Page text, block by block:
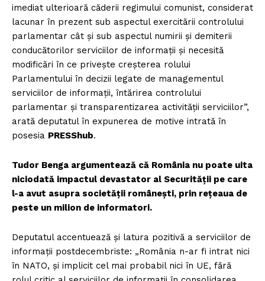
imediat ulterioară căderii regimului comunist, considerat
lacunar în prezent sub aspectul exercitării controlului
parlamentar cât și sub aspectul numirii și demiterii
conducătorilor serviciilor de informații și necesită
modificări în ce privește creșterea rolului
Parlamentului în decizii legate de managementul
serviciilor de informații, întărirea controlului
parlamentar și transparentizarea activității serviciilor”,
arată deputatul în expunerea de motive intrată în
posesia PRESShub.
Tudor Benga argumentează că România nu poate uita
niciodată impactul devastator al Securității pe care
l-a avut asupra societății românești, prin rețeaua de
peste un milion de informatori.
Deputatul accentuează și latura pozitivă a serviciilor de
informații postdecembriste: „România n-ar fi intrat nici
în NATO, și implicit cel mai probabil nici în UE, fără